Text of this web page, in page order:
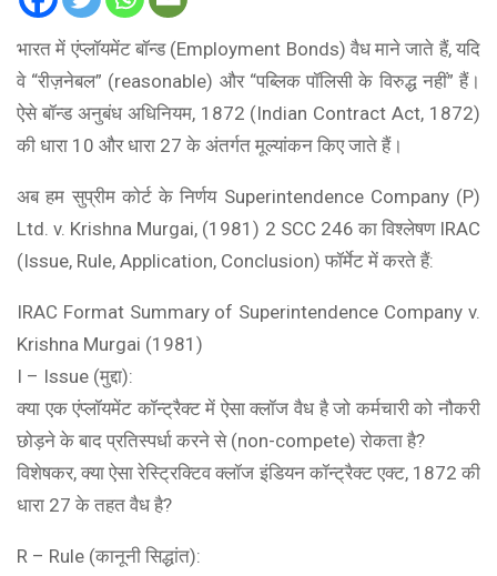
भारत में एंप्लॉयमेंट बॉन्ड (Employment Bonds) वैध माने जाते हैं, यदि
वे “रीज़नेबल” (reasonable) और “पब्लिक पॉलिसी के विरुद्ध नहीं” हैं।
ऐसे बॉन्ड अनुबंध अधिनियम, 1872 (Indian Contract Act, 1872)
की धारा 10 और धारा 27 के अंतर्गत मूल्यांकन किए जाते हैं।
अब हम सुप्रीम कोर्ट के निर्णय Superintendence Company (P)
Ltd. v. Krishna Murgai, (1981) 2 SCC 246 का विश्लेषण IRAC
(Issue, Rule, Application, Conclusion) फॉर्मेट में करते हैं:
IRAC Format Summary of Superintendence Company v.
Krishna Murgai (1981)
I – Issue (मुद्दा):
क्या एक एंप्लॉयमेंट कॉन्ट्रैक्ट में ऐसा क्लॉज वैध है जो कर्मचारी को नौकरी
छोड़ने के बाद प्रतिस्पर्धा करने से (non-compete) रोकता है?
विशेषकर, क्या ऐसा रेस्ट्रिक्टिव क्लॉज इंडियन कॉन्ट्रैक्ट एक्ट, 1872 की
धारा 27 के तहत वैध है?
R – Rule (कानूनी सिद्धांत):